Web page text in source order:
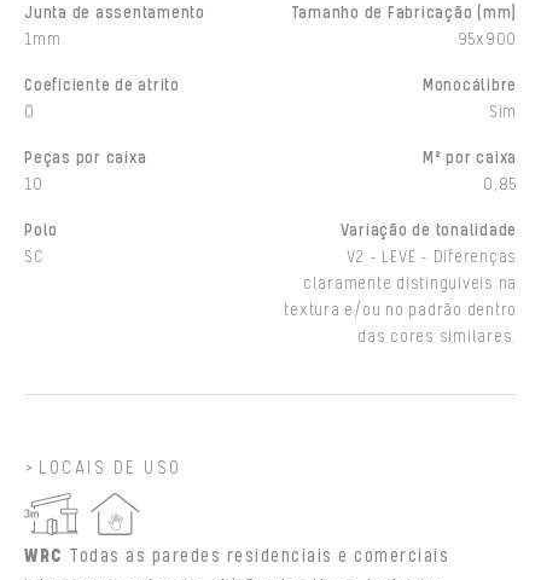
Junta de assentamento
1mm
Tamanho de Fabricação (mm)
95x900
Coeficiente de atrito
0
Monocálibre
Sim
Peças por caixa
10
M² por caixa
0,85
Polo
SC
Variação de tonalidade
V2 - LEVE - Diferenças
claramente distinguíveis na
textura e/ou no padrão dentro
das cores similares.
LOCAIS DE USO
WRC Todas as paredes residenciais e comerciais